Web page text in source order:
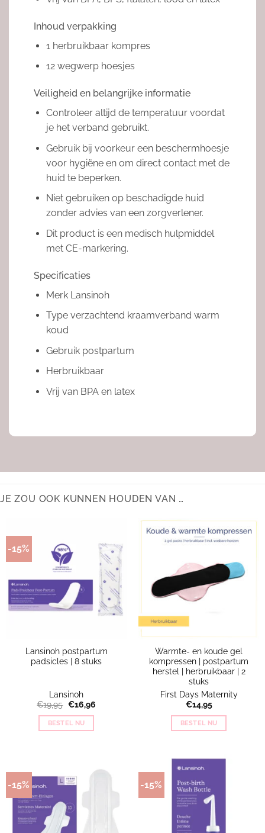
Inhoud verpakking
1 herbruikbaar kompres
12 wegwerp hoesjes
Veiligheid en belangrijke informatie
Controleer altijd de temperatuur voordat
je het verband gebruikt.
Gebruik bij voorkeur een beschermhoesje
voor hygiëne en om direct contact met de
huid te beperken.
Niet gebruiken op beschadigde huid
zonder advies van een zorgverlener.
Dit product is een medisch hulpmiddel
met CE-markering.
Specificaties
Merk Lansinoh
Type verzachtend kraamverband warm
koud
Gebruik postpartum
Herbruikbaar
Vrij van BPA en latex
JE ZOU OOK KUNNEN HOUDEN VAN …
-15%
Lansinoh postpartum
padsicles | 8 stuks
Lansinoh
€19,95 Oorspronkelijke
was:
€19,95.
€16,96Huidige
BESTEL NU
Warmte- en koude gel
kompressen | postpartum
herstel | herbruikbaar | 2
stuks
First Days Maternity
€14,95
BESTEL NU
-15% -15%